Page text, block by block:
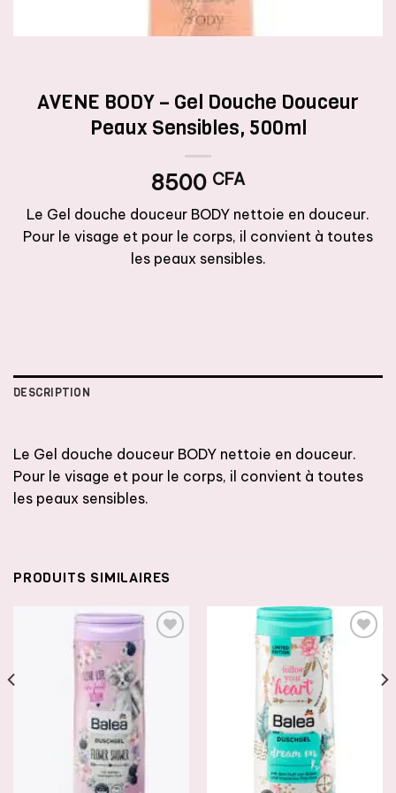
AVENE BODY – Gel Douche Douceur
Peaux Sensibles, 500ml
8500 CFA
Le Gel douche douceur BODY nettoie en douceur.
Pour le visage et pour le corps, il convient à toutes
les peaux sensibles.
DESCRIPTION
Le Gel douche douceur BODY nettoie en douceur.
Pour le visage et pour le corps, il convient à toutes
les peaux sensibles.
PRODUITS SIMILAIRES
AJOUTER
À LA
LISTE DE
SOUHAITS
AJOUTER
À LA
LISTE DE
SOUHAITS